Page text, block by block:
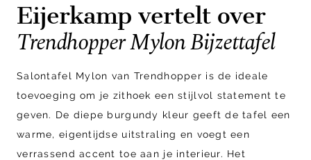
Eijerkamp vertelt over
Trendhopper Mylon Bijzettafel
Salontafel Mylon van Trendhopper is de ideale
toevoeging om je zithoek een stijlvol statement te
geven. De diepe burgundy kleur geeft de tafel een
warme, eigentijdse uitstraling en voegt een
verrassend accent toe aan je interieur. Het